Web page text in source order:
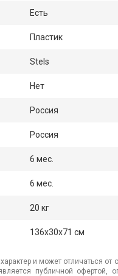
Есть
Пластик
Stels
Нет
Россия
Россия
6 мес.
6 мес.
20 кг
136x30x71 см
и может отличаться от
публичной офертой,